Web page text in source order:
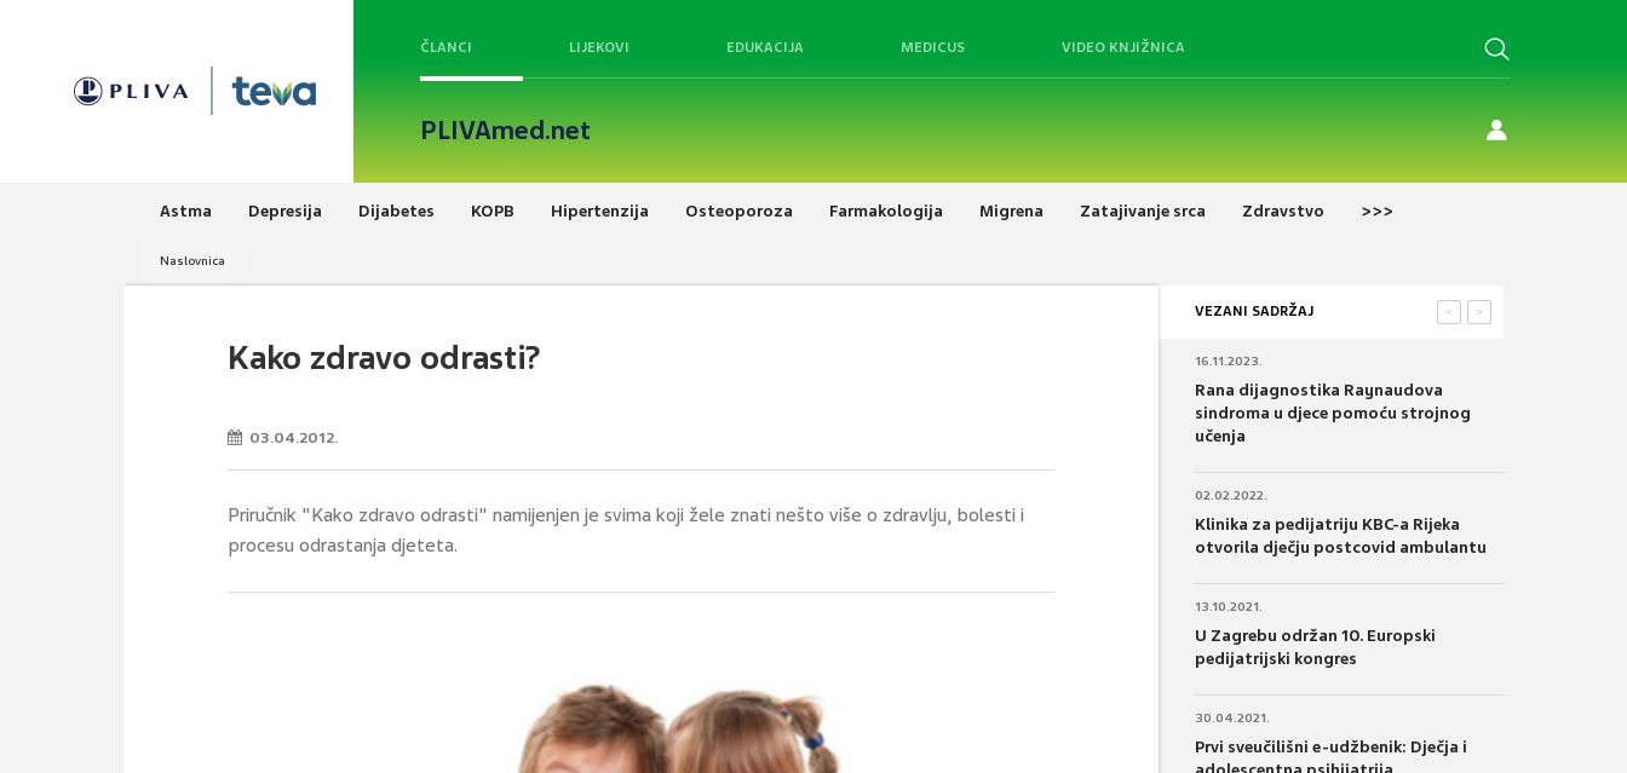
ČLANCI LIJEKOVI EDUKACIJA MEDICUS VIDEO KNJIŽNICA
PLIVAmed.net
Astma Depresija Dijabetes KOPB Hipertenzija Osteoporoza Farmakologija Migrena Zatajivanje srca Zdravstvo >>>
Naslovnica
Kako zdravo odrasti?
03.04.2012.
Priručnik "Kako zdravo odrasti" namijenjen je svima koji žele znati nešto više o zdravlju, bolesti i
procesu odrastanja djeteta.
VEZANI SADRŽAJ >
<
16.11.2023.
Rana dijagnostika Raynaudova
sindroma u djece pomoću strojnog
učenja
02.02.2022.
Klinika za pedijatriju KBC-a Rijeka
otvorila dječju postcovid ambulantu
13.10.2021.
U Zagrebu održan 10. Europski
pedijatrijski kongres
30.04.2021.
Prvi sveučilišni e-udžbenik: Dječja i